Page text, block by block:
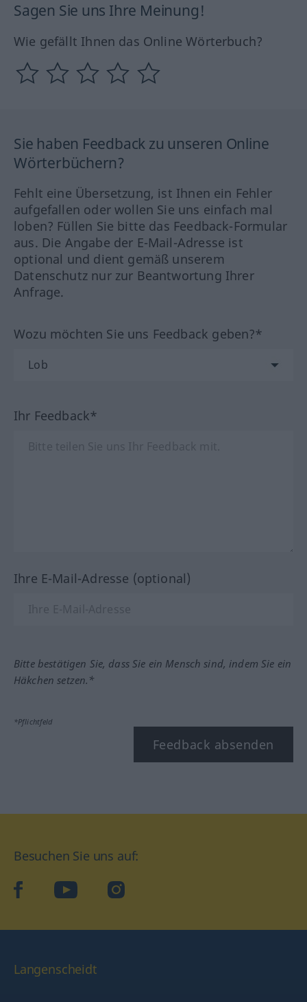
Sagen Sie uns Ihre Meinung!
Wie gefällt Ihnen das Online Wörterbuch?
Sie haben Feedback zu unseren Online
Wörterbüchern?
Fehlt eine Übersetzung, ist Ihnen ein Fehler
aufgefallen oder wollen Sie uns einfach mal
loben? Füllen Sie bitte das Feedback-Formular
aus. Die Angabe der E-Mail-Adresse ist
optional und dient gemäß unserem
Datenschutz nur zur Beantwortung Ihrer
Anfrage.
Wozu möchten Sie uns Feedback geben?*
Ihr Feedback*
Ihre E-Mail-Adresse (optional)
Bitte bestätigen Sie, dass Sie ein Mensch sind, indem Sie ein
Häkchen setzen.*
*Pflichtfeld
Feedback absenden
Besuchen Sie uns auf:
facebookYouTube Instagram
Langenscheidt